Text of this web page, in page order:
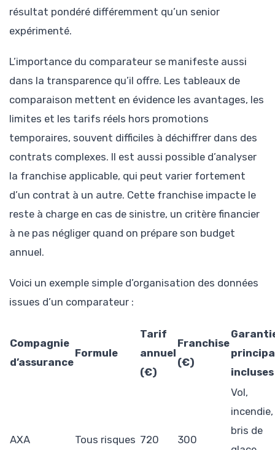
résultat pondéré différemment qu’un senior
expérimenté.
L’importance du comparateur se manifeste aussi
dans la transparence qu’il offre. Les tableaux de
comparaison mettent en évidence les avantages, les
limites et les tarifs réels hors promotions
temporaires, souvent difficiles à déchiffrer dans des
contrats complexes. Il est aussi possible d’analyser
la franchise applicable, qui peut varier fortement
d’un contrat à un autre. Cette franchise impacte le
reste à charge en cas de sinistre, un critère financier
à ne pas négliger quand on prépare son budget
annuel.
Voici un exemple simple d’organisation des données
issues d’un comparateur :
Compagnie
d’assurance
Formule
Tarif
annuel
(€)
Franchise
(€)
incluses
AXA Tous risques 720 300
Vol,
incendie,
bris de